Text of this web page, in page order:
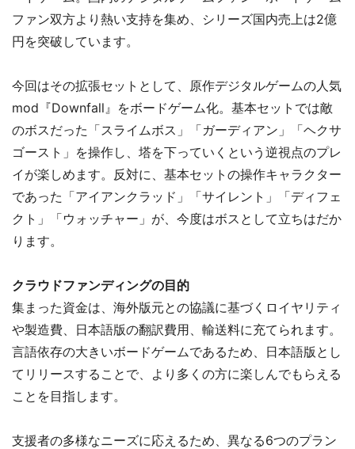
ファン双方より熱い支持を集め、シリーズ国内売上は2億
円を突破しています。
今回はその拡張セットとして、原作デジタルゲームの人気
mod『Downfall』をボードゲーム化。基本セットでは敵
のボスだった「スライムボス」「ガーディアン」「ヘクサ
ゴースト」を操作し、塔を下っていくという逆視点のプレ
イが楽しめます。反対に、基本セットの操作キャラクター
であった「アイアンクラッド」「サイレント」「ディフェ
クト」「ウォッチャー」が、今度はボスとして立ちはだか
ります。
クラウドファンディングの目的
集まった資金は、海外版元との協議に基づくロイヤリティ
や製造費、日本語版の翻訳費用、輸送料に充てられます。
言語依存の大きいボードゲームであるため、日本語版とし
てリリースすることで、より多くの方に楽しんでもらえる
ことを目指します。
支援者の多様なニーズに応えるため、異なる6つのプラン